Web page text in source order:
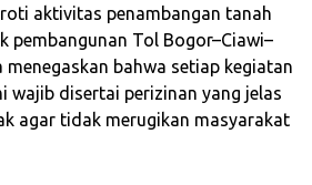
aktivitas penambangan tanah
pembangunan Tol Bogor–Ciawi–
menegaskan bahwa setiap kegiatan
wajib disertai perizinan yang jelas
agar tidak merugikan masyarakat